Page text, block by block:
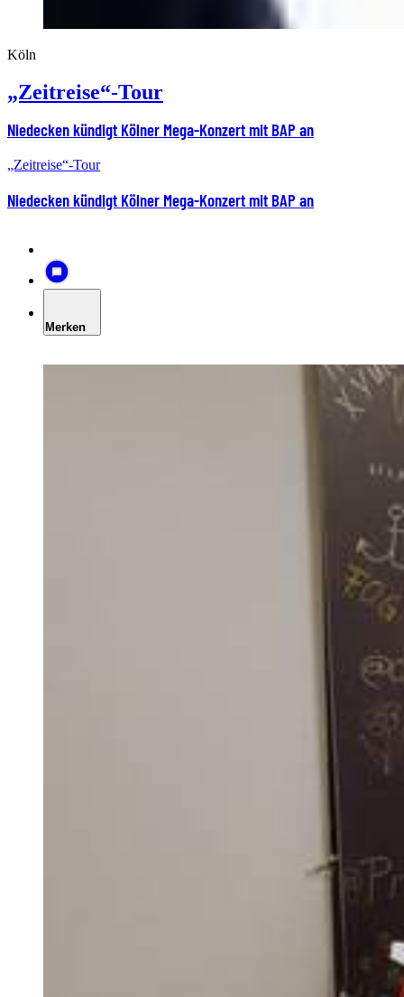
Köln
„Zeitreise“-Tour
Niedecken kündigt Kölner Mega-Konzert mit BAP an
„Zeitreise“-Tour
Niedecken kündigt Kölner Mega-Konzert mit BAP an
Merken